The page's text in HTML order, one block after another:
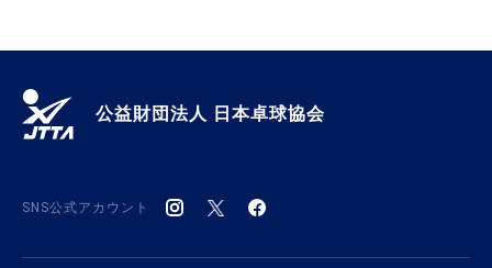
公益財団法人 日本卓球協会
SNS公式アカウント